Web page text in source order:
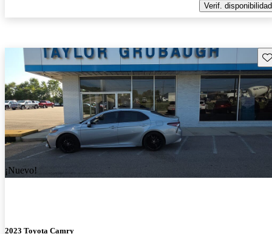
Verif. disponibilidad
¡Nuevo!
2023 Toyota Camry